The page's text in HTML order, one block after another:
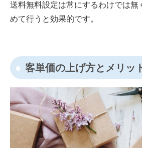
送料無料設定は常にするわけでは無
めて行うと効果的です。
客単価の上げ方とメリッ